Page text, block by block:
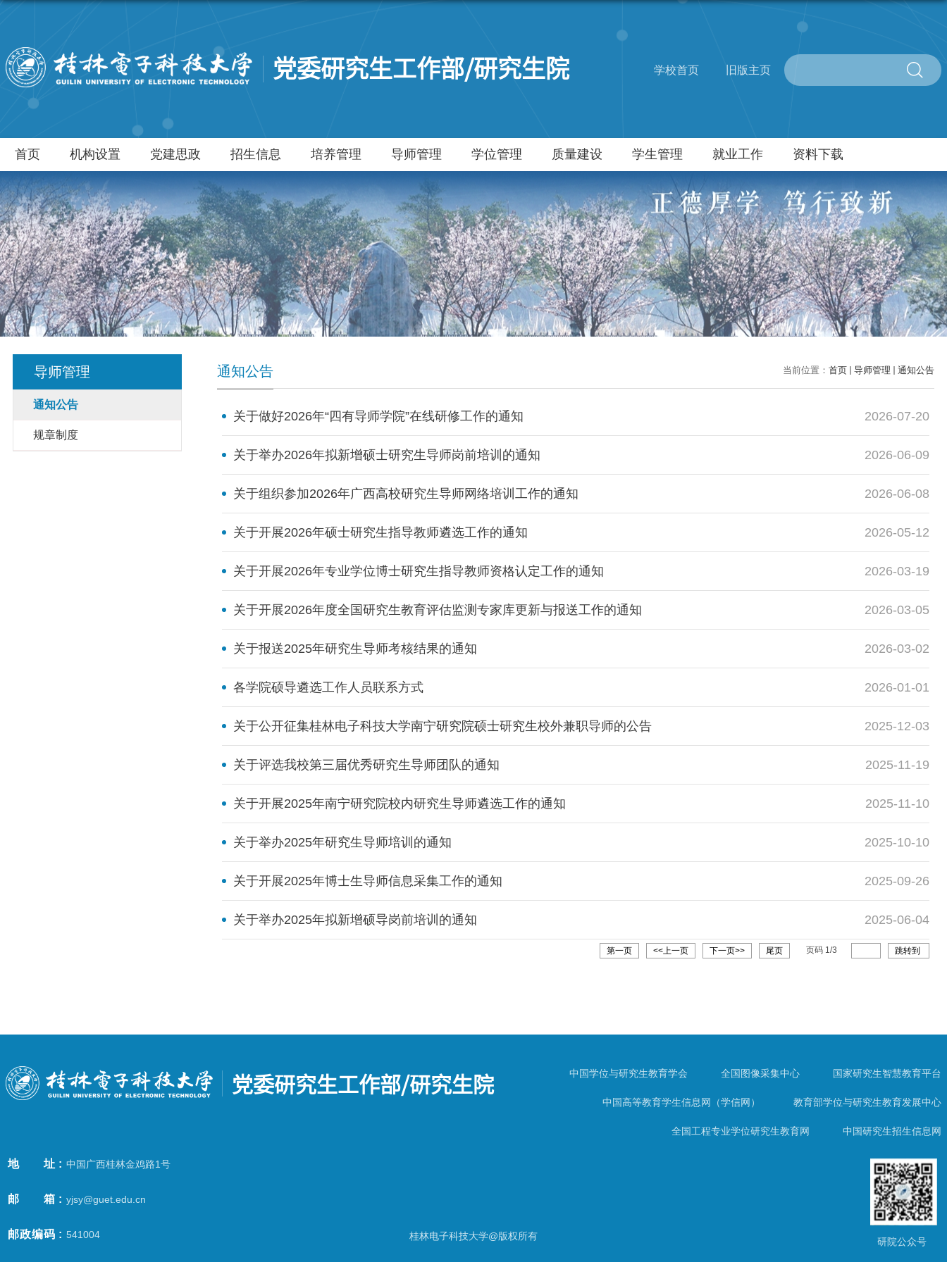
党委研究生工作部/研究生院 学校首页 旧版主页
首页 机构设置 党建思政 招生信息 培养管理 导师管理 学位管理 质量建设 学生管理 就业工作 资料下载
导师管理
通知公告
规章制度
当前位置： 首页 导师管理 通知公告
通知公告
关于做好2026年“四有导师学院”在线研修工作的通知 2026-07-20
关于举办2026年拟新增硕士研究生导师岗前培训的通知 2026-06-09
关于组织参加2026年广西高校研究生导师网络培训工作的通知 2026-06-08
关于开展2026年硕士研究生指导教师遴选工作的通知 2026-05-12
关于开展2026年专业学位博士研究生指导教师资格认定工作的通知 2026-03-19
关于开展2026年度全国研究生教育评估监测专家库更新与报送工作的通知 2026-03-05
关于报送2025年研究生导师考核结果的通知 2026-03-02
各学院硕导遴选工作人员联系方式 2026-01-01
关于公开征集桂林电子科技大学南宁研究院硕士研究生校外兼职导师的公告 2025-12-03
关于评选我校第三届优秀研究生导师团队的通知 2025-11-19
关于开展2025年南宁研究院校内研究生导师遴选工作的通知 2025-11-10
关于举办2025年研究生导师培训的通知 2025-10-10
关于开展2025年博士生导师信息采集工作的通知 2025-09-26
关于举办2025年拟新增硕导岗前培训的通知 2025-06-04
第一页 <<上一页 下一页>> 尾页 页码 1/3 跳转到
党委研究生工作部/研究生院 国家研究生智慧教育平台
全国图像采集中心
中国学位与研究生教育学会
教育部学位与研究生教育发展中心
中国高等教育学生信息网（学信网）
中国研究生招生信息网
全国工程专业学位研究生教育网
地址 中国广西桂林金鸡路1号
邮箱 yjsy@guet.edu.cn
邮政编码 541004
研院公众号
桂林电子科技大学@版权所有